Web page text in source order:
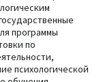
программы
по
психологической